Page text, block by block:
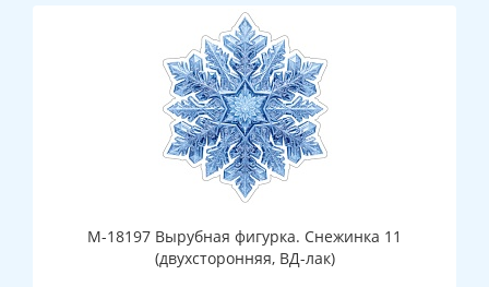
М-18197 Вырубная фигурка. Снежинка 11
(двухсторонняя, ВД-лак)